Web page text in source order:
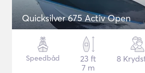
Quicksilver 675 Activ Open
Speedbåd
23 ft
7 m
8